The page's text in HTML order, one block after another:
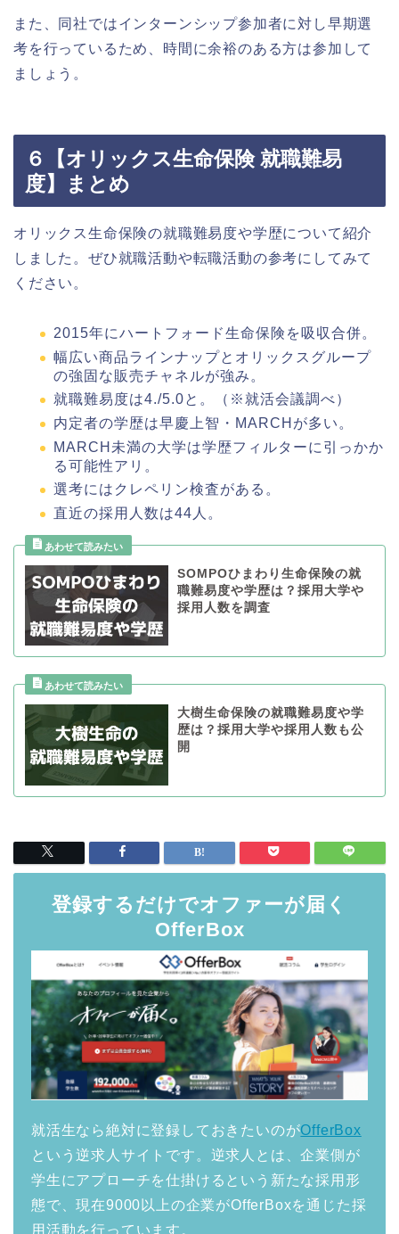
また、同社ではインターンシップ参加者に対し早期選
考を行っているため、時間に余裕のある方は参加して
ましょう。
６【オリックス生命保険 就職難易
度】まとめ
オリックス生命保険の就職難易度や学歴について紹介
しました。ぜひ就職活動や転職活動の参考にしてみて
ください。
2015年にハートフォード生命保険を吸収合併。
幅広い商品ラインナップとオリックスグループ
の強固な販売チャネルが強み。
就職難易度は4./5.0と。（※就活会議調べ）
内定者の学歴は早慶上智・MARCHが多い。
MARCH未満の大学は学歴フィルターに引っかか
る可能性アリ。
選考にはクレペリン検査がある。
直近の採用人数は44人。
SOMPOひまわり生命保険の就
職難易度や学歴は？採用大学や
採用人数を調査
大樹生命保険の就職難易度や学
歴は？採用大学や採用人数も公
開
登録するだけでオファーが届く
OfferBox
就活生なら絶対に登録しておきたいのがOfferBox
という逆求人サイトです。逆求人とは、企業側が
学生にアプローチを仕掛けるという新たな採用形
態で、現在9000以上の企業がOfferBoxを通じた採
用活動を行っています。